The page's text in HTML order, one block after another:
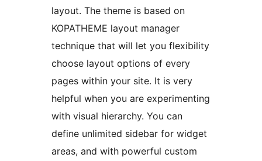
layout. The theme is based on
KOPATHEME layout manager
technique that will let you flexibility
choose layout options of every
pages within your site. It is very
helpful when you are experimenting
with visual hierarchy. You can
define unlimited sidebar for widget
areas, and with powerful custom